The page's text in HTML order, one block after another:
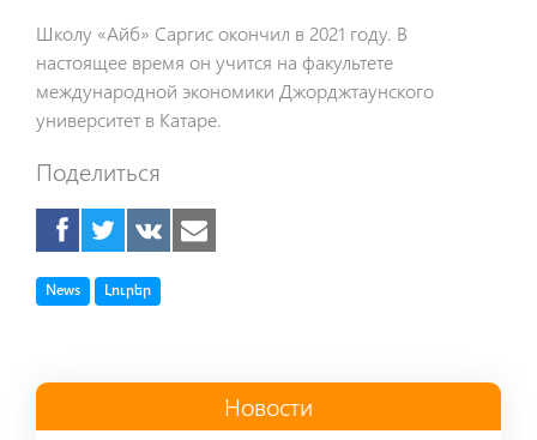
Школу «Айб» Саргис окончил в 2021 году. В
настоящее время он учится на факультете
международной экономики Джорджтаунского
университет в Катаре.
Поделиться
TagNews TagԼուրեր
Новости